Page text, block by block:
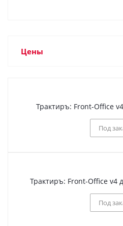
Цены
Трактиръ: Front-Office
Под
Трактиръ: Front-Office v4
Под